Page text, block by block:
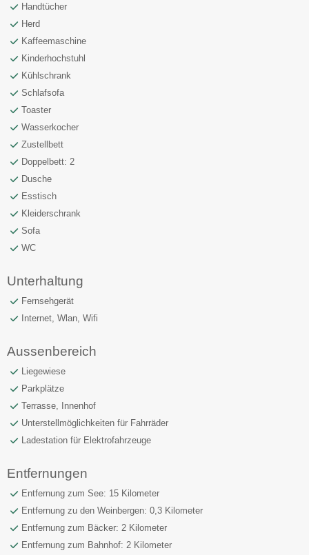
Handtücher
Herd
Kaffeemaschine
Kinderhochstuhl
Kühlschrank
Schlafsofa
Toaster
Wasserkocher
Zustellbett
Doppelbett: 2
Dusche
Esstisch
Kleiderschrank
Sofa
WC
Unterhaltung
Fernsehgerät
Internet, Wlan, Wifi
Aussenbereich
Liegewiese
Parkplätze
Terrasse, Innenhof
Unterstellmöglichkeiten für Fahrräder
Ladestation für Elektrofahrzeuge
Entfernungen
Entfernung zum See: 15 Kilometer
Entfernung zu den Weinbergen: 0,3 Kilometer
Entfernung zum Bäcker: 2 Kilometer
Entfernung zum Bahnhof: 2 Kilometer